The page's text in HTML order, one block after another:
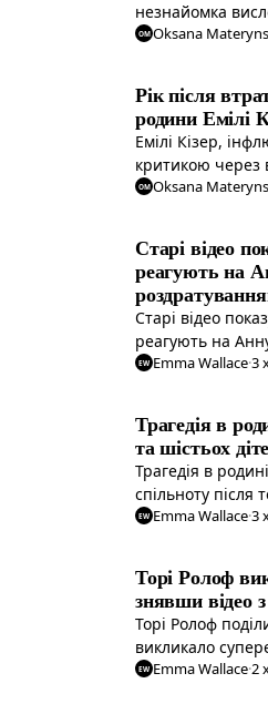
незнайомка
закликаючи її
OM Oksana
Рік після
родини Емілі
Емілі Кізер,
критикою через
рятувального
OM Oksana
Старі відео
реагують на
Старі відео
реагують на
роздратуванням.
EW Emma Wallace·3
Трагедія в
та шістьох
Трагедія в
спільноту після
та шістьох дітей
EW Emma Wallace·3
Торі Ролоф
знявши відео
Торі Ролоф
викликало
матерями та
EW Emma Wallace·2